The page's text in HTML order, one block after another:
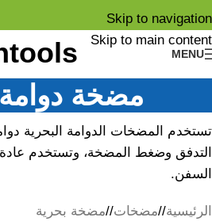
Skip to navigation
Skip to main content
MENU
مضخة
تستخدم المضخات الدوامة البحرية
التدفق وضغط المضخة، وتستخدم
السفن.
الرئيسية/ مضخات/ مضخة بحرية